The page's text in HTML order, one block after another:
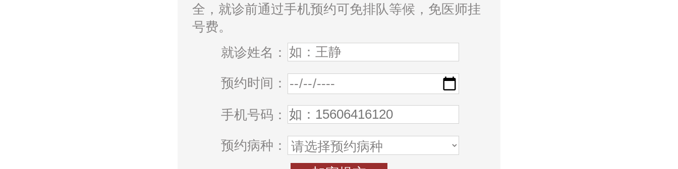
全，就诊前通过手机预约可免排队等候，免医师挂
号费。
就诊姓名：
预约时间：
手机号码：
预约病种：